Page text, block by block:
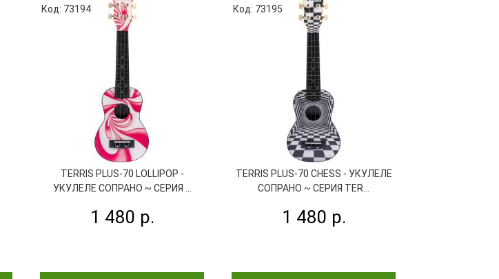
Код: 73194
TERRIS PLUS-70 LOLLIPOP -
УКУЛЕЛЕ СОПРАНО ~ СЕРИЯ ...
1 480 р.
Код: 73195
TERRIS PLUS-70 CHESS - УКУЛЕЛЕ
СОПРАНО ~ СЕРИЯ TER...
1 480 р.